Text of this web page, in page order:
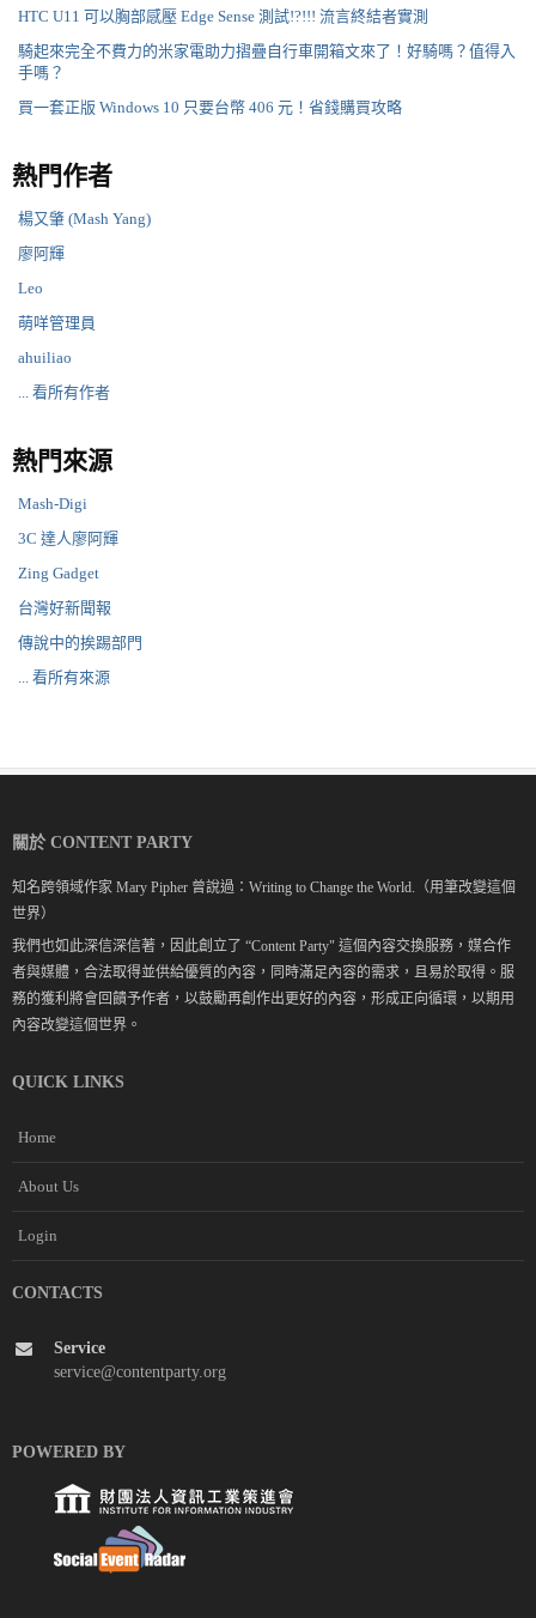
HTC U11 可以胸部感壓 Edge Sense 測試!?!!! 流言終結者實測
騎起來完全不費力的米家電助力摺疊自行車開箱文來了！好騎嗎？值得入
手嗎？
買一套正版 Windows 10 只要台幣 406 元！省錢購買攻略
熱門作者
楊又肇 (Mash Yang)
廖阿輝
Leo
萌咩管理員
ahuiliao
... 看所有作者
熱門來源
Mash-Digi
3C 達人廖阿輝
Zing Gadget
台灣好新聞報
傳說中的挨踢部門
... 看所有來源
關於 CONTENT PARTY
知名跨領域作家 Mary Pipher 曾說過：Writing to Change the World.（用筆改變這個
世界）
我們也如此深信深信著，因此創立了 “Content Party" 這個內容交換服務，媒合作
者與媒體，合法取得並供給優質的內容，同時滿足內容的需求，且易於取得。服
務的獲利將會回饋予作者，以鼓勵再創作出更好的內容，形成正向循環，以期用
內容改變這個世界。
QUICK LINKS
Home
About Us
Login
CONTACTS
Service
service@contentparty.org
POWERED BY